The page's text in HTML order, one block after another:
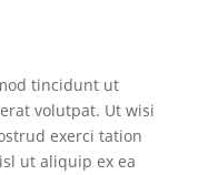
tincidunt ut
volutpat. Ut wisi
exerci tation
ut aliquip ex ea